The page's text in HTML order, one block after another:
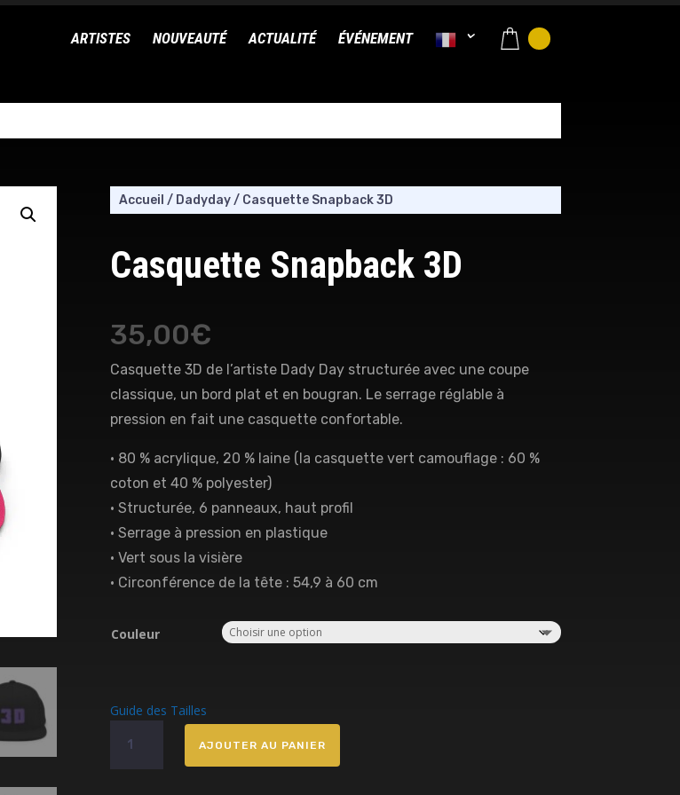
ARTISTES NOUVEAUTÉ ACTUALITÉ ÉVÉNEMENT
Accueil / Dadyday/ Casquette Snapback 3D
Casquette Snapback 3D
35,00€
Casquette 3D de l’artiste Dady Day structurée avec une coupe
classique, un bord plat et en bougran. Le serrage réglable à
pression en fait une casquette confortable.
• 80 % acrylique, 20 % laine (la casquette vert camouflage : 60 %
coton et 40 % polyester)
• Structurée, 6 panneaux, haut profil
• Serrage à pression en plastique
• Vert sous la visière
• Circonférence de la tête : 54,9 à 60 cm
Couleur
Guide des Tailles
Casquette
AJOUTER AU PANIER